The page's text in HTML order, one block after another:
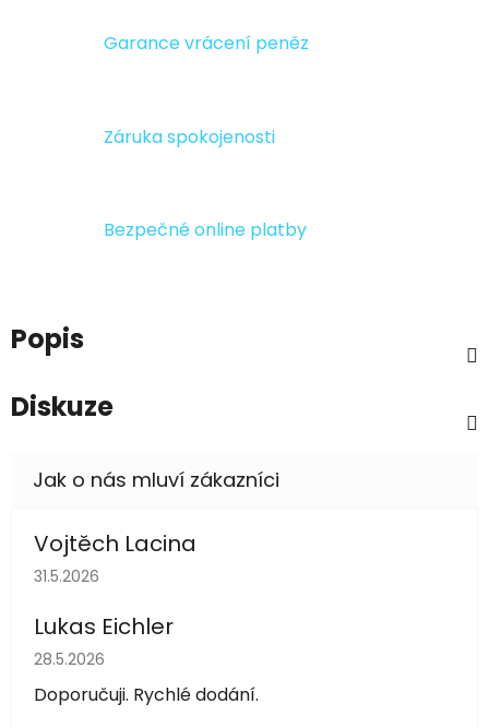
Garance vrácení peněz
Záruka spokojenosti
Bezpečné online platby
Popis
Diskuze
Vojtěch Lacina
Hodnocení obchodu je 5 z 5 hvězdiček.
31.5.2026
Lukas Eichler
Hodnocení obchodu je 5 z 5 hvězdiček.
28.5.2026
Doporučuji. Rychlé dodání.